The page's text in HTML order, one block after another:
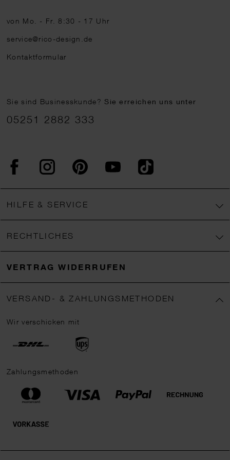
von Mo. - Fr. 8:30 - 17 Uhr
service@rico-design.de
Kontaktformular
Sie sind Businesskunde?Sie erreichen uns unter
05251 2882 333
FacebookInstagram PinterestYouTubeTikTok
HILFE & SERVICE
RECHTLICHES
VERTRAG WIDERRUFEN
VERSAND- & ZAHLUNGSMETHODEN
Wir verschicken mit
Zahlungsmethoden